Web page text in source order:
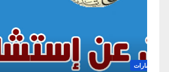
مناقصات واستشارات